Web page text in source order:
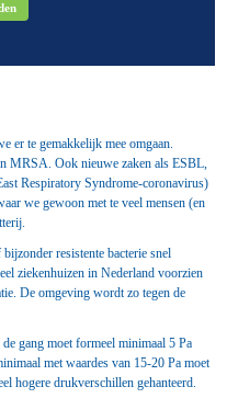
er te gemakkelijk mee omgaan.
MRSA. Ook nieuwe zaken als ESBL,
Respiratory Syndrome-coronavirus)
we gewoon met te veel mensen (en
resistente bacterie snel
ziekenhuizen in Nederland voorzien
De omgeving wordt zo tegen de
gang moet formeel minimaal 5 Pa
met waardes van 15-20 Pa moet
hogere drukverschillen gehanteerd.